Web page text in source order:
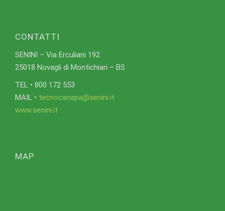
CONTATTI
SENINI – Via Erculiani 192
25018 Novagli di Montichiari – BS
TEL • 800 172 553
MAIL • tecnocanapa@senini.it
www.senini.it
MAP